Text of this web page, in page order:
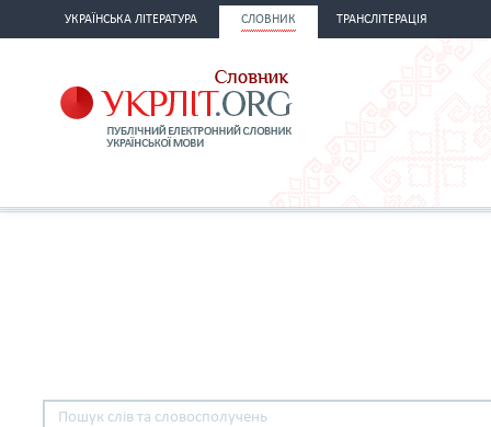
УКРАЇНСЬКА ЛІТЕРАТУРА СЛОВНИК ТРАНСЛІТЕРАЦІЯ